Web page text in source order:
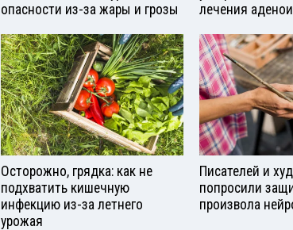
опасности из-за жары и грозы
лечения
Осторожно, грядка: как не
подхватить кишечную
инфекцию из-за летнего
урожая
Писателей и
попросили
произвола